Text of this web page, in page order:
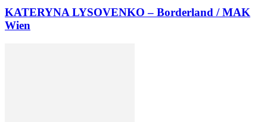
KATERYNA LYSOVENKO – Borderland / MAK
Wien